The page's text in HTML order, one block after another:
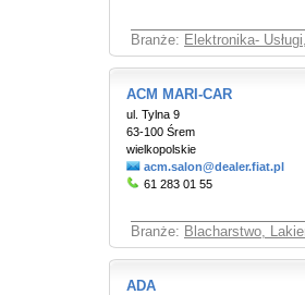
Branże: Elektronika- Usługi
ACM MARI-CAR
ul. Tylna 9
63-100 Śrem
wielkopolskie
acm.salon@dealer.fiat.pl
61 283 01 55
Branże: Blacharstwo,
ADA